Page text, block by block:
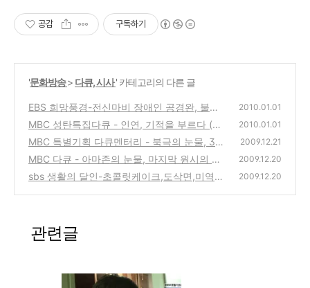
공감 구독하기
'문화방송> 다큐, 시사' 카테고리의 다른 글
EBS 희망풍경-전신마비 장애인 공경완, 불가
능은 없다
(0)
2010.01.01
MBC 성탄특집다큐 - 인연, 기적을 부르다 (사
진보기)
(0)
2010.01.01
MBC 특별기획 다큐멘터리 - 북극의 눈물, 3부
작 (사진보기)
(0)
2009.12.21
MBC 다큐 - 아마존의 눈물, 마지막 원시의 땅
(사진보기)
(0)
2009.12.20
sbs 생활의 달인-초콜릿케이크,도삭면,미역고
2009.12.20
관련글